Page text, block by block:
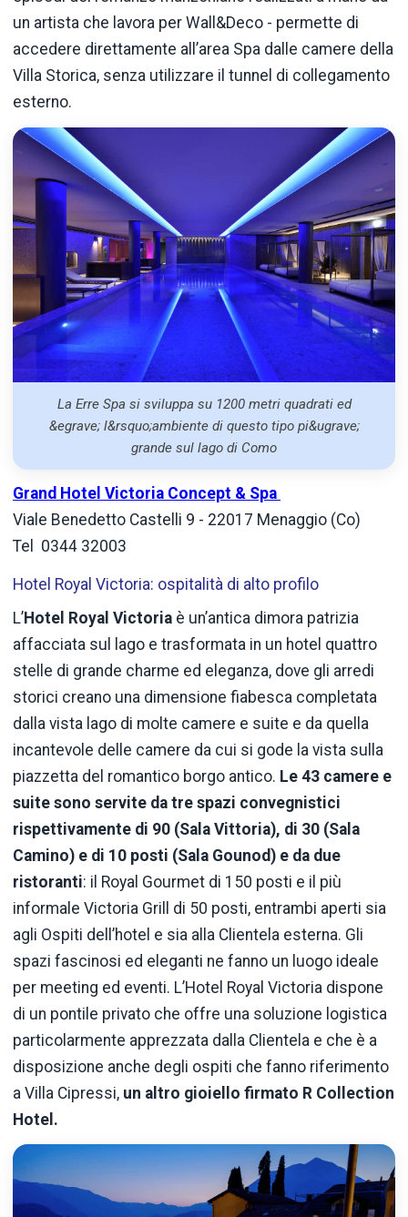
un artista che lavora per Wall&Deco - permette di
accedere direttamente all’area Spa dalle camere della
Villa Storica, senza utilizzare il tunnel di collegamento
esterno.
La Erre Spa si sviluppa su 1200 metri quadrati ed
&egrave; l&rsquo;ambiente di questo tipo pi&ugrave;
grande sul lago di Como
Grand Hotel Victoria Concept & Spa
Viale Benedetto Castelli 9 - 22017 Menaggio (Co)
Tel 0344 32003
Hotel Royal Victoria: ospitalità di alto profilo
L’Hotel Royal Victoria è un’antica dimora patrizia
affacciata sul lago e trasformata in un hotel quattro
stelle di grande charme ed eleganza, dove gli arredi
storici creano una dimensione fiabesca completata
dalla vista lago di molte camere e suite e da quella
incantevole delle camere da cui si gode la vista sulla
piazzetta del romantico borgo antico. Le 43 camere e
suite sono servite da tre spazi convegnistici
rispettivamente di 90 (Sala Vittoria), di 30 (Sala
Camino) e di 10 posti (Sala Gounod) e da due
ristoranti: il Royal Gourmet di 150 posti e il più
informale Victoria Grill di 50 posti, entrambi aperti sia
agli Ospiti dell’hotel e sia alla Clientela esterna. Gli
spazi fascinosi ed eleganti ne fanno un luogo ideale
per meeting ed eventi. L’Hotel Royal Victoria dispone
di un pontile privato che offre una soluzione logistica
particolarmente apprezzata dalla Clientela e che è a
disposizione anche degli ospiti che fanno riferimento
a Villa Cipressi, un altro gioiello firmato R Collection
Hotel.